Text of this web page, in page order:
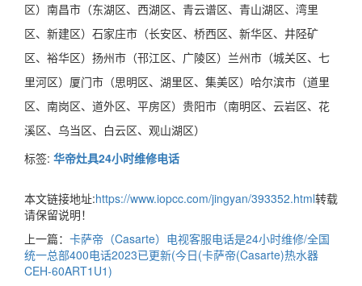
区）南昌市（东湖区、西湖区、青云谱区、青山湖区、湾里
区、新建区）石家庄市（长安区、桥西区、新华区、井陉矿
区、裕华区）扬州市（邗江区、广陵区）兰州市（城关区、七
里河区）厦门市（思明区、湖里区、集美区）哈尔滨市（道里
区、南岗区、道外区、平房区）贵阳市（南明区、云岩区、花
溪区、乌当区、白云区、观山湖区）
标签: 华帝灶具24小时维修电话
本文链接地址:https://www.iopcc.com/jingyan/393352.html转载
请保留说明！
上一篇： 卡萨帝（Casarte）电视客服电话是24小时维修/全国
统一总部400电话2023已更新(今日(卡萨帝(Casarte)热水器
CEH-60ART1U1)